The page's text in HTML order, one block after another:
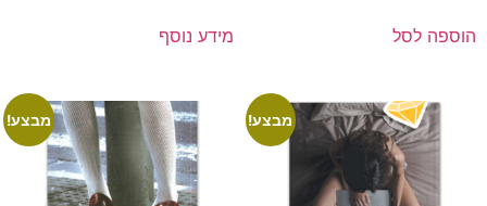
הוספה לסל מידע נוסף
מבצע! מבצע!